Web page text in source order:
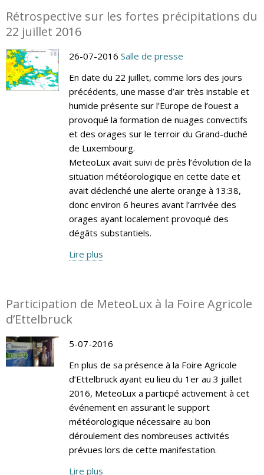
Rétrospective sur les fortes précipitations du
22 juillet 2016
26-07-2016 Salle de presse
En date du 22 juillet, comme lors des jours
précédents, une masse d’air très instable et
humide présente sur l’Europe de l’ouest a
provoqué la formation de nuages convectifs
et des orages sur le terroir du Grand-duché
de Luxembourg.
MeteoLux avait suivi de près l’évolution de la
situation météorologique en cette date et
avait déclenché une alerte orange à 13:38,
donc environ 6 heures avant l’arrivée des
orages ayant localement provoqué des
dégâts substantiels.
Lire plus
Participation de MeteoLux à la Foire Agricole
d’Ettelbruck
5-07-2016
En plus de sa présence à la Foire Agricole
d’Ettelbruck ayant eu lieu du 1er au 3 juillet
2016, MeteoLux a particpé activement à cet
événement en assurant le support
météorologique nécessaire au bon
déroulement des nombreuses activités
prévues lors de cette manifestation.
Lire plus